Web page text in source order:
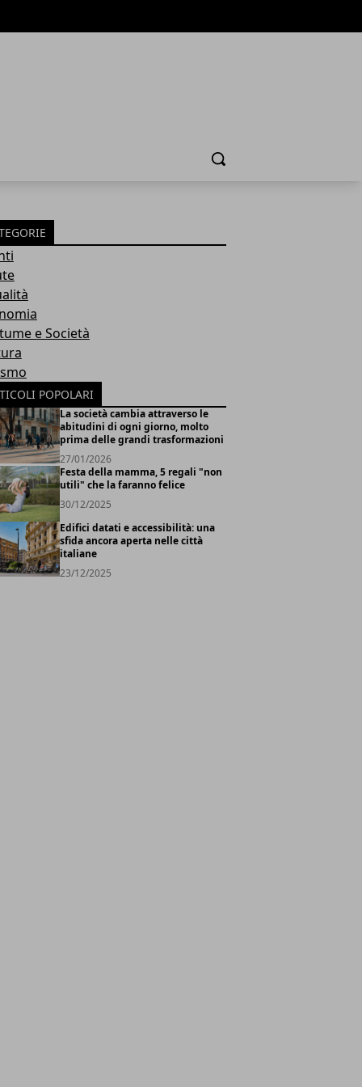
Cerca
e Società
POPOLARI
La società cambia attraverso le
abitudini di ogni giorno, molto
prima delle grandi trasformazioni
27/01/2026
Festa della mamma, 5 regali "non
utili" che la faranno felice
30/12/2025
Edifici datati e accessibilità: una
sfida ancora aperta nelle città
italiane
23/12/2025